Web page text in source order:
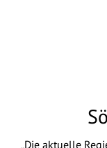
„Die aktuelle